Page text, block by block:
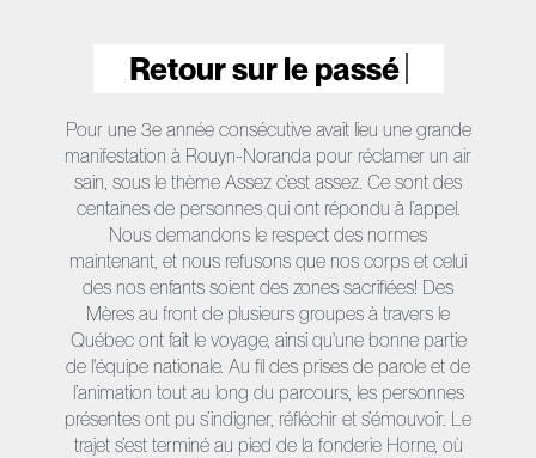
Retour sur le passé
Pour une 3e année consécutive avait lieu une grande
manifestation à Rouyn-Noranda pour réclamer un air
sain, sous le thème Assez c’est assez. Ce sont des
centaines de personnes qui ont répondu à l’appel.
Nous demandons le respect des normes
maintenant, et nous refusons que nos corps et celui
des nos enfants soient des zones sacrifiées! Des
Mères au front de plusieurs groupes à travers le
Québec ont fait le voyage, ainsi qu'une bonne partie
de l'équipe nationale. Au fil des prises de parole et de
l’animation tout au long du parcours, les personnes
présentes ont pu s’indigner, réfléchir et s’émouvoir. Le
trajet s’est terminé au pied de la fonderie Horne, où